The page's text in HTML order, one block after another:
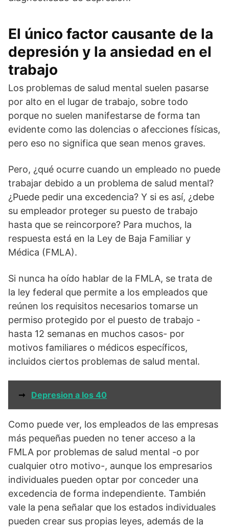
El único factor causante de la
depresión y la ansiedad en el
trabajo
Los problemas de salud mental suelen pasarse
por alto en el lugar de trabajo, sobre todo
porque no suelen manifestarse de forma tan
evidente como las dolencias o afecciones físicas,
pero eso no significa que sean menos graves.
Pero, ¿qué ocurre cuando un empleado no puede
trabajar debido a un problema de salud mental?
¿Puede pedir una excedencia? Y si es así, ¿debe
su empleador proteger su puesto de trabajo
hasta que se reincorpore? Para muchos, la
respuesta está en la Ley de Baja Familiar y
Médica (FMLA).
Si nunca ha oído hablar de la FMLA, se trata de
la ley federal que permite a los empleados que
reúnen los requisitos necesarios tomarse un
permiso protegido por el puesto de trabajo -
hasta 12 semanas en muchos casos- por
motivos familiares o médicos específicos,
incluidos ciertos problemas de salud mental.
➞ Depresion a los 40
Como puede ver, los empleados de las empresas
más pequeñas pueden no tener acceso a la
FMLA por problemas de salud mental -o por
cualquier otro motivo-, aunque los empresarios
individuales pueden optar por conceder una
excedencia de forma independiente. También
vale la pena señalar que los estados individuales
pueden crear sus propias leyes, además de la